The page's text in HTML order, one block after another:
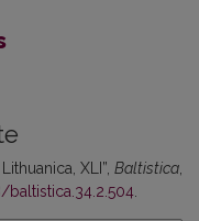
XLI”, Baltistica,
baltistica.34.2.504.